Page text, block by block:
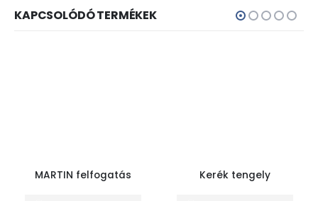
KAPCSOLÓDÓ TERMÉKEK
MARTIN felfogatás Kerék tengely